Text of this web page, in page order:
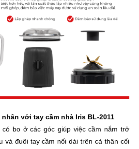
với tay cầm nhà Iris BL-2011
có bo ở các góc giúp việc cầm nắm trở
và đuôi tay cầm nối dài trên cả thân cối